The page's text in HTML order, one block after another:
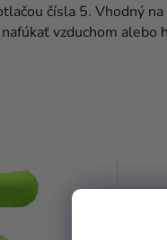
čísla 5. Vhodný na
vzduchom alebo